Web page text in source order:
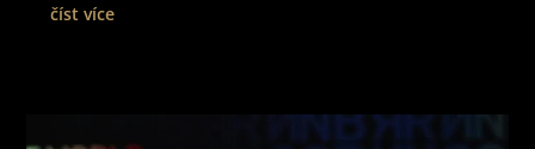
číst více